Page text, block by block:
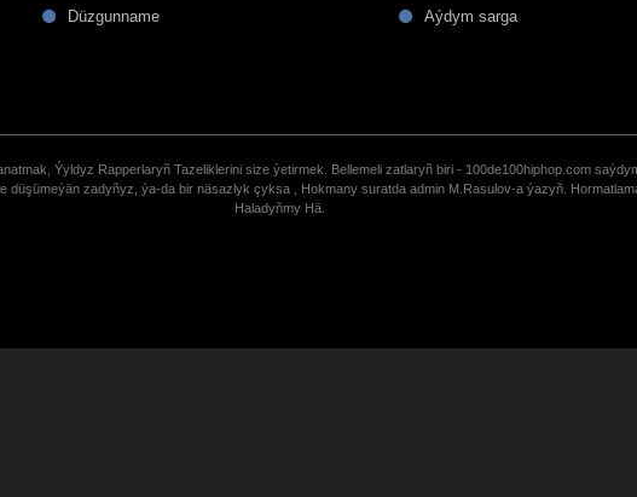
Düzgunname Aýdym sarga
Ýyldyz Rapperlaryñ Tazeliklerini size ýetirmek. Bellemeli zatlaryñ biri - 100de100hiphop.com
düşümeýän zadyñyz, ýa-da bir näsazlyk çyksa , Hokmany suratda admin M.Rasulov-a ýazyñ.
Haladyñmy Hä.